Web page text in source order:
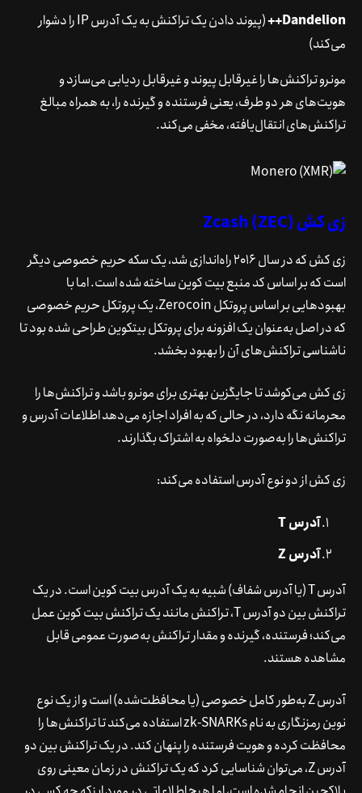
Dandelion++
(پیوند دادن یک تراکنش به یک آدرس IP را دشوار
می‌کند)
مونرو تراکنش‌ها را غیرقابل پیوند و غیرقابل ردیابی می‌سازد و
هویت‌های هر دو طرف، یعنی فرستنده و گیرنده را، به همراه مبالغ
تراکنش‌های انتقال‌یافته، مخفی می‌کند.
زی کش (ZEC) Zcash
زی کش که در سال 2016 راه‌اندازی شد، یک سکه حریم خصوصی دیگر
است که بر اساس کد منبع بیت کوین ساخته شده است. اما با
بهبودهایی بر اساس پروتکل Zerocoin، یک پروتکل حریم خصوصی
که در اصل به‌عنوان یک افزونه برای پروتکل بیتکوین طراحی شده بود تا
ناشناسی تراکنش‌های آن را بهبود بخشد.
زی کش می‌کوشد تا جایگزین بهتری برای مونرو باشد و تراکنش‌ها را
محرمانه نگه دارد، در حالی که به افراد اجازه می‌دهد اطلاعات آدرس و
تراکنش‌ها را به‌صورت دلخواه به اشتراک بگذارند.
زی کش از دو نوع آدرس استفاده می‌کند:
آدرس T
آدرس Z
آدرس T (یا آدرس شفاف) شبیه به یک آدرس بیت کوین است. در یک
تراکنش بین دو آدرس T، تراکنش مانند یک تراکنش بیت کوین عمل
می‌کند؛ فرستنده، گیرنده و مقدار تراکنش به‌صورت عمومی قابل
مشاهده هستند.
آدرس Z به‌طور کامل خصوصی (یا محافظت‌شده) است و از یک نوع
نوین رمزنگاری به نام zk-SNARKs استفاده می‌کند تا تراکنش‌ها را
محافظت کرده و هویت فرستنده را پنهان کند. در یک تراکنش بین دو
آدرس Z، می‌توان شناسایی کرد که یک تراکنش در زمان معینی روی